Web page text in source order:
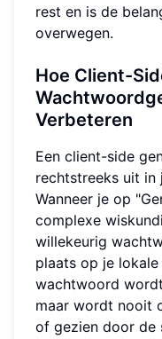
rest en is de
overwegen.
Hoe Client-
Verbeteren
Een client-side
rechtstreeks uit in
Wanneer je op
complexe
willekeurig
plaats op je
wachtwoord
maar wordt nooit
of gezien door de